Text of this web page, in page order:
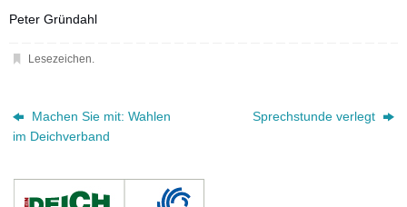
Peter Gründahl
Lesezeichen.
Machen Sie mit: Wahlen
im Deichverband
Sprechstunde verlegt